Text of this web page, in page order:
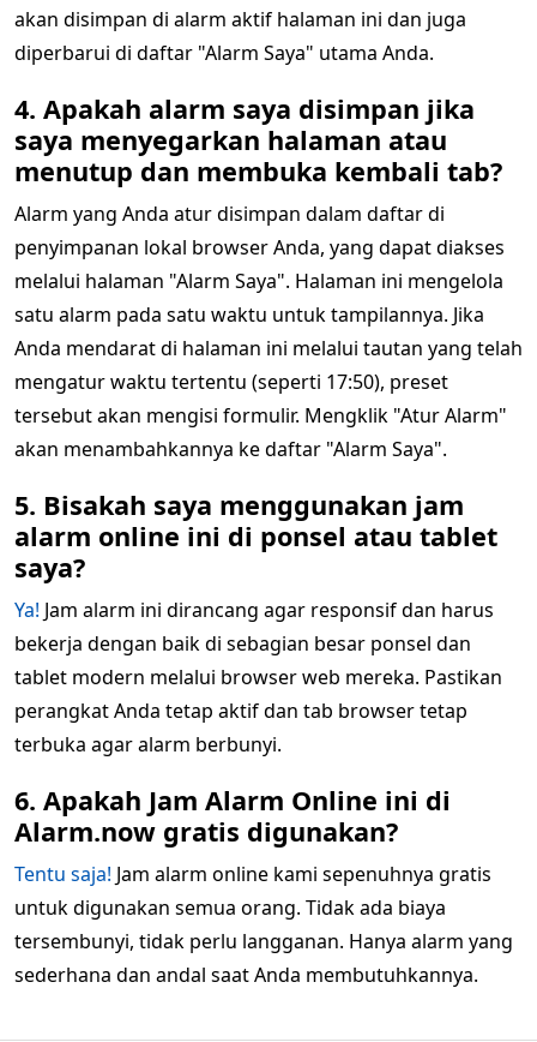
akan disimpan di alarm aktif halaman ini dan juga
diperbarui di daftar "Alarm Saya" utama Anda.
4. Apakah alarm saya disimpan jika
saya menyegarkan halaman atau
menutup dan membuka kembali tab?
Alarm yang Anda atur disimpan dalam daftar di
penyimpanan lokal browser Anda, yang dapat diakses
melalui halaman "Alarm Saya". Halaman ini mengelola
satu alarm pada satu waktu untuk tampilannya. Jika
Anda mendarat di halaman ini melalui tautan yang telah
mengatur waktu tertentu (seperti 17:50), preset
tersebut akan mengisi formulir. Mengklik "Atur Alarm"
akan menambahkannya ke daftar "Alarm Saya".
5. Bisakah saya menggunakan jam
alarm online ini di ponsel atau tablet
saya?
Ya! Jam alarm ini dirancang agar responsif dan harus
bekerja dengan baik di sebagian besar ponsel dan
tablet modern melalui browser web mereka. Pastikan
perangkat Anda tetap aktif dan tab browser tetap
terbuka agar alarm berbunyi.
6. Apakah Jam Alarm Online ini di
Alarm.now gratis digunakan?
Tentu saja! Jam alarm online kami sepenuhnya gratis
untuk digunakan semua orang. Tidak ada biaya
tersembunyi, tidak perlu langganan. Hanya alarm yang
sederhana dan andal saat Anda membutuhkannya.